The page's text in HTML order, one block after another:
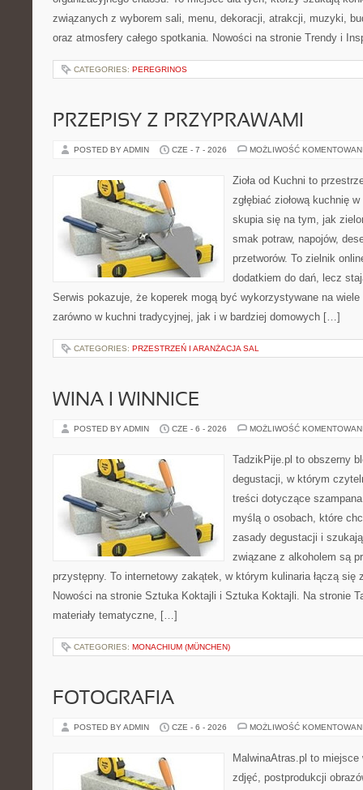
związanych z wyborem sali, menu, dekoracji, atrakcji, muzyki,
oraz atmosfery całego spotkania. Nowości na stronie Trendy i
CATEGORIES: PEREGRINOS
PRZEPISY Z PRZYPRAWAMI
POSTED BY ADMIN CZE - 7 - 2026 MOŻLIWOŚĆ
Zioła od Kuchni to
zgłębiać ziołową kuchnię
skupia się na tym, jak
smak potraw, napojów,
przetworów. To zielnik
dodatkiem do dań, lecz
Serwis pokazuje, że koperek mogą być wykorzystywane na
zarówno w kuchni tradycyjnej, jak i w bardziej domowych […]
CATEGORIES: PRZESTRZEŃ I ARANŻACJA SAL
WINA I WINNICE
POSTED BY ADMIN CZE - 6 - 2026 MOŻLIWOŚĆ
TadzikPije.pl to obszerny
degustacji, w którym
treści dotyczące
myślą o osobach, które
zasady degustacji i
związane z alkoholem są
przystępny. To internetowy zakątek, w którym kulinaria łączą się
Nowości na stronie Sztuka Koktajli i Sztuka Koktajli. Na stronie
materiały tematyczne, […]
CATEGORIES: MONACHIUM (MÜNCHEN)
FOTOGRAFIA
POSTED BY ADMIN CZE - 6 - 2026 MOŻLIWOŚĆ
MalwinaAtras.pl to
zdjęć, postprodukcji